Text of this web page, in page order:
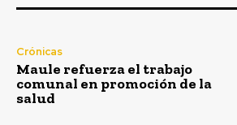
Crónicas
Maule refuerza el trabajo
comunal en promoción de la
salud